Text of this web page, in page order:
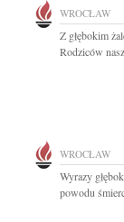
WROCŁAW
Z głębokim
Rodziców
WROCŁAW
Wyrazy
powodu